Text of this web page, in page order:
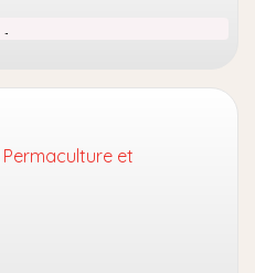
Permaculture et